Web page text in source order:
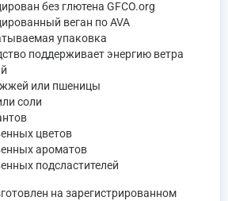
без глютена GFCO.org
веган по AVA
упаковка
поддерживает энергию ветра
или пшеницы
соли
цветов
ароматов
подсластителей
на зарегистрированном